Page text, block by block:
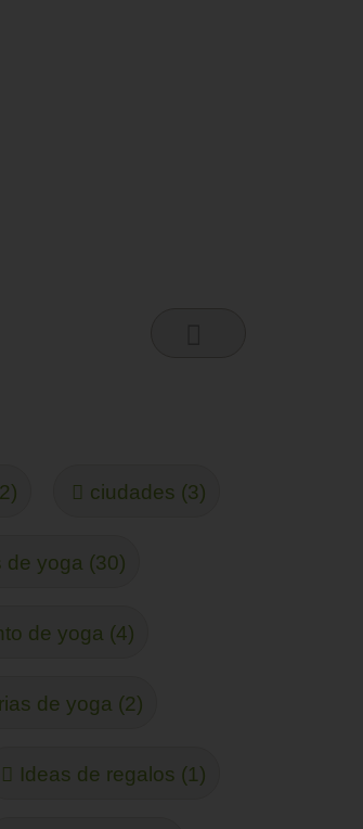
ciudades (3)
de yoga (30)
de yoga (4)
de yoga (2)
Ideas de regalos (1)